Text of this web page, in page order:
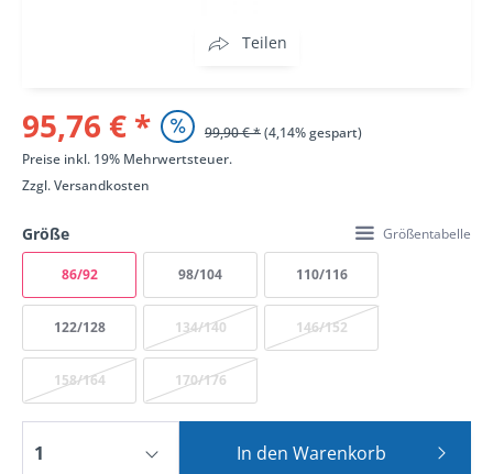
Teilen
95,76 € * 99,90 € *(4,14% gespart)
Preise inkl. 19% Mehrwertsteuer.
Zzgl.Versandkosten
Größe Größentabelle
86/92 98/104 110/116
122/128 134/140 146/152
158/164 170/176
In den Warenkorb